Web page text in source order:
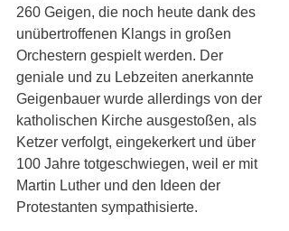
260 Geigen, die noch heute dank des
unübertroffenen Klangs in großen
Orchestern gespielt werden. Der
geniale und zu Lebzeiten anerkannte
Geigenbauer wurde allerdings von der
katholischen Kirche ausgestoßen, als
Ketzer verfolgt, eingekerkert und über
100 Jahre totgeschwiegen, weil er mit
Martin Luther und den Ideen der
Protestanten sympathisierte.